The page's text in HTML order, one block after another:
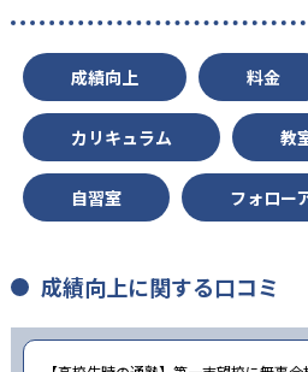
成績向上 料金
カリキュラム 教
自習室 フォロー
成績向上に関する口コミ